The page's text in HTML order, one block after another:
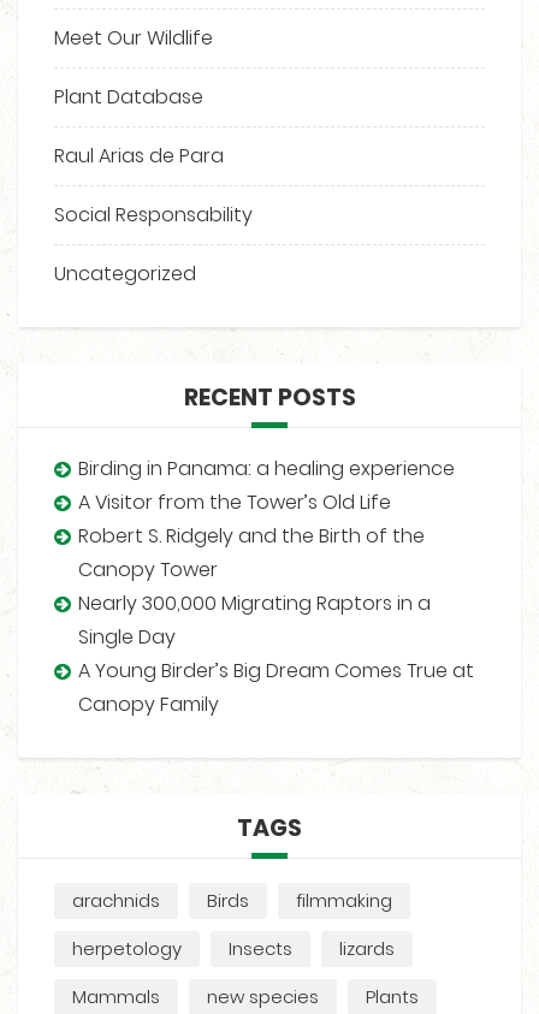
Meet Our Wildlife
Plant Database
Raul Arias de Para
Social Responsability
Uncategorized
RECENT POSTS
Birding in Panama: a healing experience
A Visitor from the Tower’s Old Life
Robert S. Ridgely and the Birth of the
Canopy Tower
Nearly 300,000 Migrating Raptors in a
Single Day
A Young Birder’s Big Dream Comes True at
Canopy Family
TAGS
arachnids Birds
filmmaking
herpetology
Insects
lizards
Mammals
new species
Plants